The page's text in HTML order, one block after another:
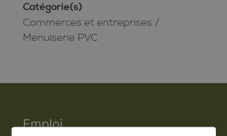
Catégorie(s)
Commerces et entreprises /
Menuiserie PVC
Emploi